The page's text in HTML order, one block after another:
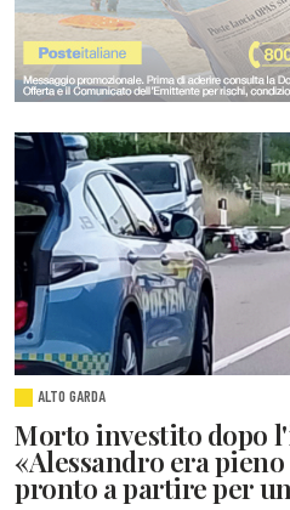
ALTO GARDA
Morto investito dopo
«Alessandro era
pronto a partire per